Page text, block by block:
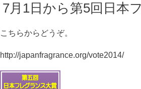
7月1日から第5回日本
こちらからどうぞ。
http://japanfragrance.org/vote2014/